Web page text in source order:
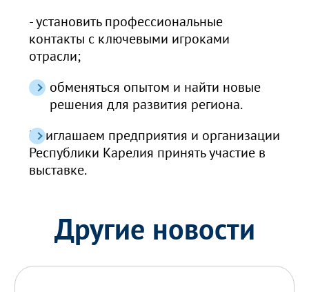
- установить профессиональные
контакты с ключевыми игроками
отрасли;
обменяться опытом и найти новые
решения для развития региона.
Приглашаем предприятия и организации
Республики Карелия принять участие в
выставке.
Другие новости